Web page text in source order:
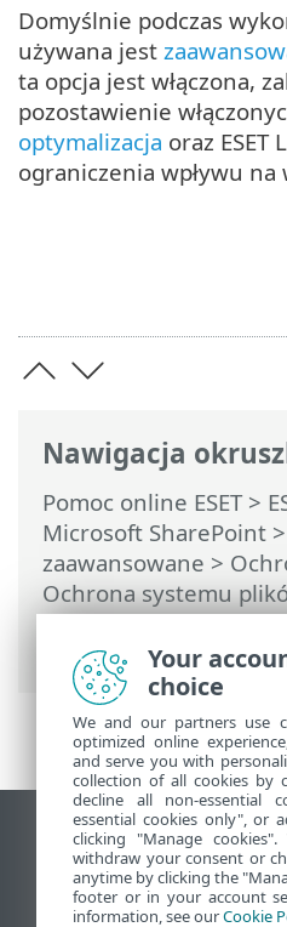
Nawigacja
Pomoc online ESET>
Microsoft SharePoint >
zaawansowane >
Ochrona systemu
rzeczywistym>
technologii
Domyślnie podczas
używana jest
ta opcja jest włączona,
pozostawienie
optymalizacja oraz
ograniczenia wpływu
Wyświetl witrynę
komputerów
End of Life
Your
choice
We and our partners use
optimized online
and serve you with
collection of all cookies by
decline all non-essential
essential cookies only", or
clicking "Manage
withdraw your consent or
anytime by clicking the
footer or in your account
information, see ourCookie